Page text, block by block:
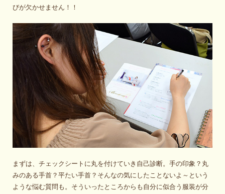
びが欠かせません！！
まずは、チェックシートに丸を付けていき自己診断。手の印象？丸
みのある手首？平たい手首？そんなの気にしたことないよ～という
ような悩む質問も。そういったところからも自分に似合う服装が分